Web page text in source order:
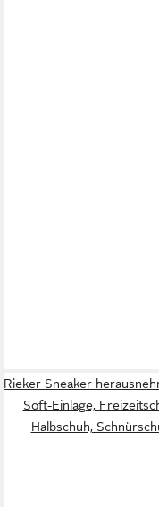
Rieker Sneaker
Soft-Einlage,
Halbschuh,